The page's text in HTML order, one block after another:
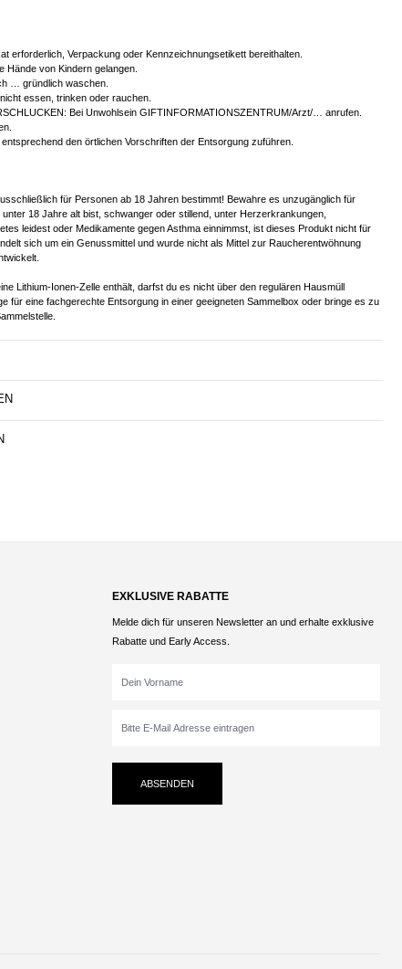
erforderlich, Verpackung oder Kennzeichnungsetikett bereithalten.
Hände von Kindern gelangen.
… gründlich waschen.
essen, trinken oder rauchen.
Bei Unwohlsein GIFTINFORMATIONSZENTRUM/Arzt/… anrufen.
den örtlichen Vorschriften der Entsorgung zuführen.
für Personen ab 18 Jahren bestimmt! Bewahre es unzugänglich für
unter 18 Jahre alt bist, schwanger oder stillend, unter Herzerkrankungen,
leidest oder Medikamente gegen Asthma einnimmst, ist dieses Produkt nicht für
sich um ein Genussmittel und wurde nicht als Mittel zur Raucherentwöhnung
Lithium-Ionen-Zelle enthält, darfst du es nicht über den regulären Hausmüll
für eine fachgerechte Entsorgung in einer geeigneten Sammelbox oder bringe es zu
EXKLUSIVE RABATTE
Melde dich für unseren Newsletter an und erhalte exklusive
Rabatte und Early Access.
ABSENDEN